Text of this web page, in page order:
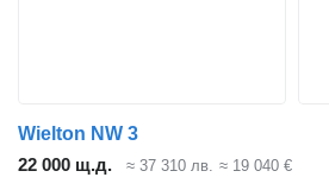
Wielton NW 3
22 000 щ.д.
≈ 37 310 лв. ≈ 19 040 €